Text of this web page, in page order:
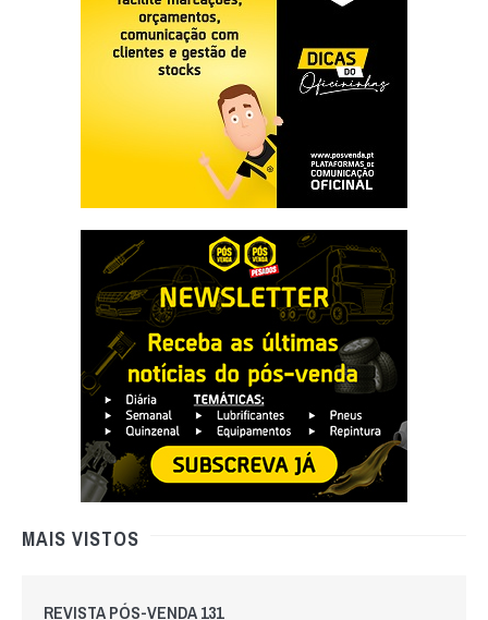
MAIS VISTOS
REVISTA PÓS-VENDA 131